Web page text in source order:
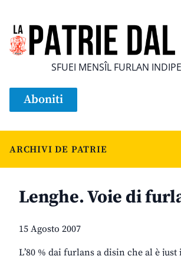
SFUEI MENSÎL FURLAN
Aboniti
ARCHIVI DE PATRIE
Lenghe. Voie di
15 Agosto 2007
L’80 % dai furlans a disin che al è